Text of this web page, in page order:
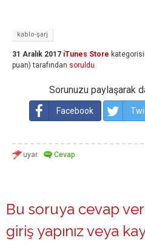
kablo-şarj
31 Aralık 2017 iTunes Store
puan) tarafından soruldu
Sorunuzu paylaşarak
Facebook
Bu soruya cevap
giriş yapınız veya